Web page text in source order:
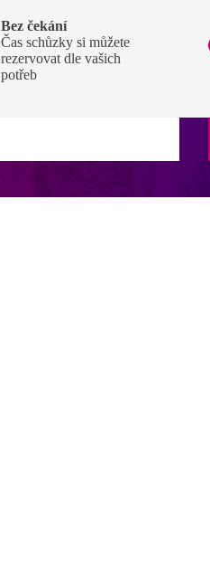
Bez čekání
Čas schůzky si můžete
rezervovat dle vašich
potřeb